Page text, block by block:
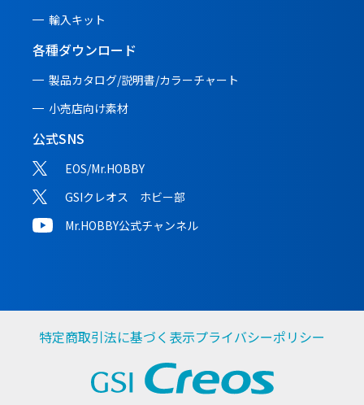
輸入キット
各種ダウンロード
製品カタログ/説明書/カラーチャート
小売店向け素材
公式SNS
EOS/Mr.HOBBY
GSIクレオス ホビー部
Mr.HOBBY公式チャンネル
特定商取引法に基づく表示プライバシーポリシー